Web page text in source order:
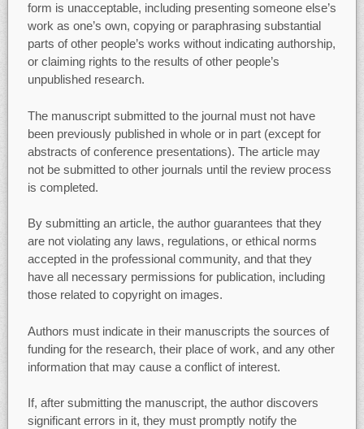
form is unacceptable, including presenting someone else’s
work as one’s own, copying or paraphrasing substantial
parts of other people’s works without indicating authorship,
or claiming rights to the results of other people’s
unpublished research.
The manuscript submitted to the journal must not have
been previously published in whole or in part (except for
abstracts of conference presentations). The article may
not be submitted to other journals until the review process
is completed.
By submitting an article, the author guarantees that they
are not violating any laws, regulations, or ethical norms
accepted in the professional community, and that they
have all necessary permissions for publication, including
those related to copyright on images.
Authors must indicate in their manuscripts the sources of
funding for the research, their place of work, and any other
information that may cause a conflict of interest.
If, after submitting the manuscript, the author discovers
significant errors in it, they must promptly notify the